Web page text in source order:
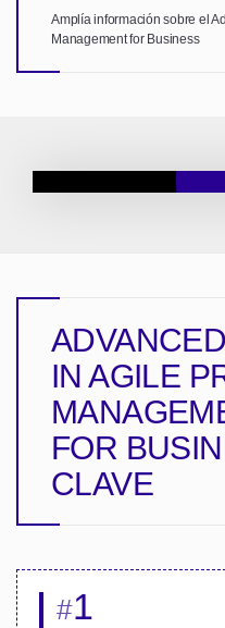
Amplía información sobre el
Management for Business
IN AGILE
FOR
CLAVE
#1